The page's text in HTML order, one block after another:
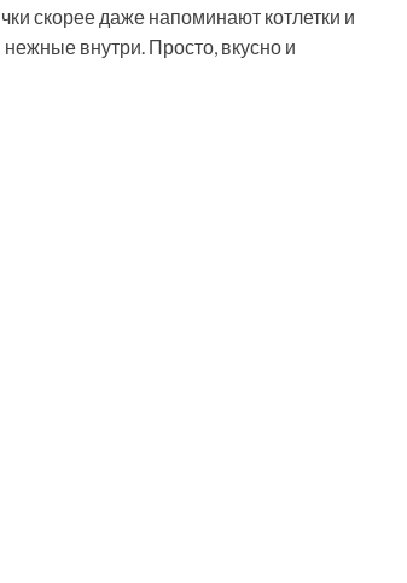
скорее даже напоминают котлетки и
внутри. Просто, вкусно и